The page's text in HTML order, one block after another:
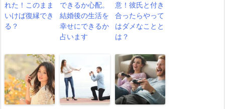
れた！このまま
いけば復縁でき
る？
できるか心配。
結婚後の生活を
幸せにできるか
占います
意！彼氏と付き
合ったらやって
はダメなことと
は？